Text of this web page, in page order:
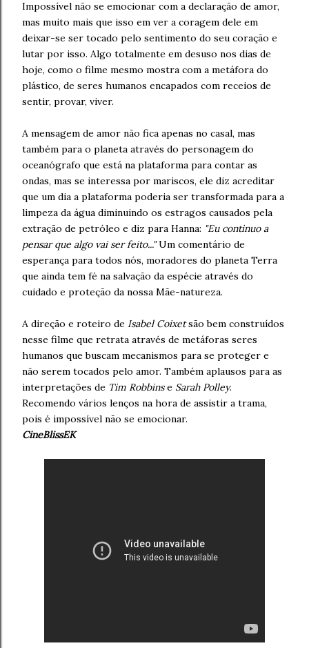
Impossível não se emocionar com a declaração de amor,
mas muito mais que isso em ver a coragem dele em
deixar-se ser tocado pelo sentimento do seu coração e
lutar por isso. Algo totalmente em desuso nos dias de
hoje, como o filme mesmo mostra com a metáfora do
plástico, de seres humanos encapados com receios de
sentir, provar, viver.
A mensagem de amor não fica apenas no casal, mas
também para o planeta através do personagem do
oceanógrafo que está na plataforma para contar as
ondas, mas se interessa por mariscos, ele diz acreditar
que um dia a plataforma poderia ser transformada para a
limpeza da água diminuindo os estragos causados pela
extração de petróleo e diz para Hanna: "Eu continuo a
pensar que algo vai ser feito..."Um comentário de
esperança para todos nós, moradores do planeta Terra
que ainda tem fé na salvação da espécie através do
cuidado e proteção da nossa Mãe-natureza.
A direção e roteiro de Isabel Coixetsão bem construídos
nesse filme que retrata através de metáforas seres
humanos que buscam mecanismos para se proteger e
não serem tocados pelo amor. Também aplausos para as
interpretações de Tim Robbinse Sarah Polley.
Recomendo vários lenços na hora de assistir a trama,
pois é impossível não se emocionar.
CineBlissEK